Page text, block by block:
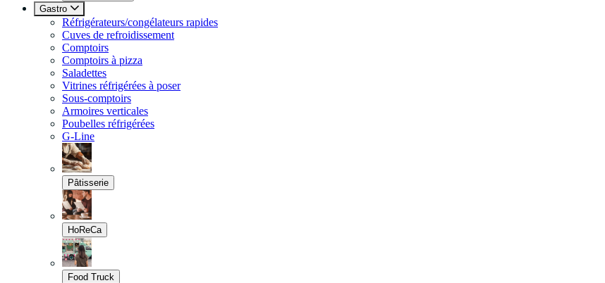
Gastro
Réfrigérateurs/congélateurs rapides
Cuves de refroidissement
Comptoirs
Comptoirs à pizza
Saladettes
Vitrines réfrigérées à poser
Sous-comptoirs
Armoires verticales
Poubelles réfrigérées
G-Line
Pâtisserie
HoReCa
Food Truck